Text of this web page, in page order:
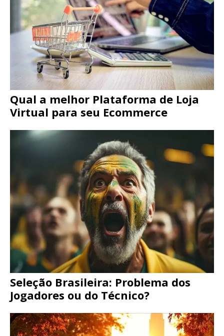
Qual a melhor Plataforma de Loja
Virtual para seu Ecommerce
Seleção Brasileira: Problema dos
Jogadores ou do Técnico?